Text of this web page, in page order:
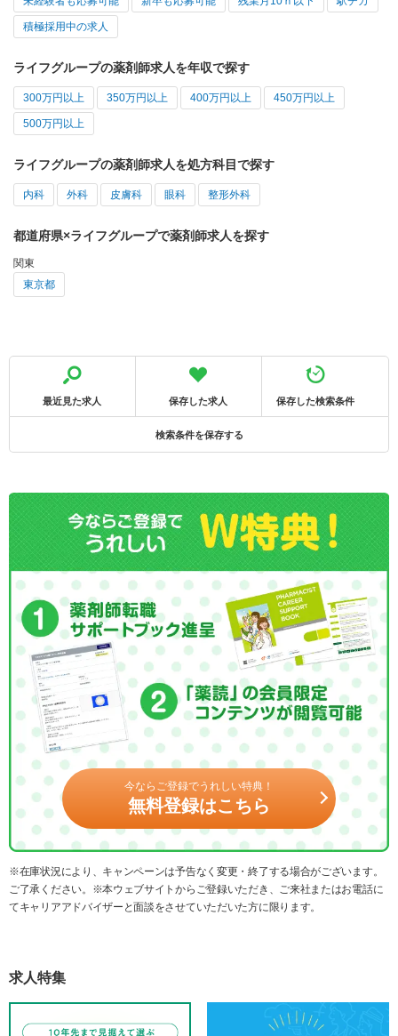
積極採用中の求人
ライフグループの薬剤師求人を年収で探す
300万円以上 350万円以上 400万円以上 450万円以上
500万円以上
ライフグループの薬剤師求人を処方科目で探す
内科 外科 皮膚科 眼科 整形外科
都道府県×ライフグループで薬剤師求人を探す
関東
東京都
最近見た求人 保存した求人 保存した検索条件
検索条件を保存する
今ならご登録でうれしい特典！
無料登録はこちら
※在庫状況により、キャンペーンは予告なく変更・終了する場合がございます。
ご了承ください。※本ウェブサイトからご登録いただき、ご来社またはお電話に
てキャリアアドバイザーと面談をさせていただいた方に限ります。
求人特集